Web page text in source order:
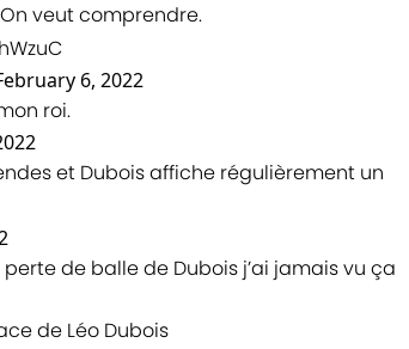
veut comprendre.
6, 2022
roi.
et Dubois affiche régulièrement un
de balle de Dubois j’ai jamais vu ça
de Léo Dubois